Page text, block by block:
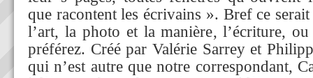
que racontent les écrivains ». Bref ce
l’art, la photo et la manière, l’écriture,
préférez. Créé par Valérie Sarrey et
qui n’est autre que notre correspondant,